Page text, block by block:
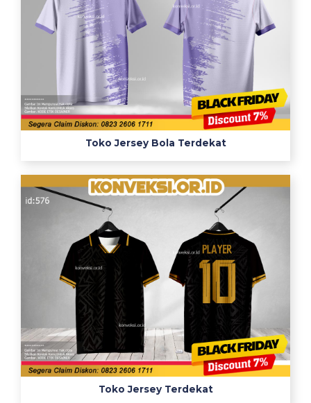
Toko Jersey Bola Terdekat
Toko Jersey Terdekat